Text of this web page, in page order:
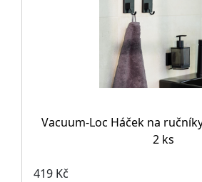
Vacuum-Loc Háček na
2 ks
419 Kč